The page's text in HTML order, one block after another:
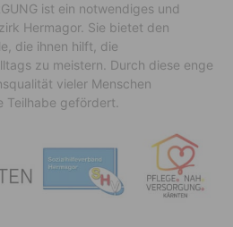
ist ein notwendiges und
Hermagor. Sie bietet den
die ihnen hilft, die
zu meistern. Durch diese enge
vieler Menschen
Teilhabe gefördert.